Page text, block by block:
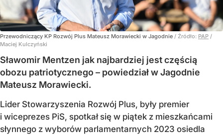
Przewodniczący KP Rozwój Plus Mateusz Morawiecki w Jagodnie / Źródło: PAP /
Maciej Kulczyński
Sławomir Mentzen jak najbardziej jest częścią
obozu patriotycznego – powiedział w Jagodnie
Mateusz Morawiecki.
Lider Stowarzyszenia Rozwój Plus, były premier
i wiceprezes PiS, spotkał się w piątek z mieszkańcami
słynnego z wyborów parlamentarnych 2023 osiedla